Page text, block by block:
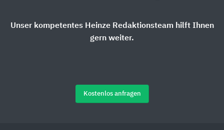
Unser kompetentes Heinze Redaktionsteam hilft Ihnen
gern weiter.
Kostenlos anfragen